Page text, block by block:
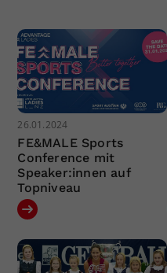
26.01.2024
FE&MALE Sports
Conference mit
Speaker:innen auf
Topniveau